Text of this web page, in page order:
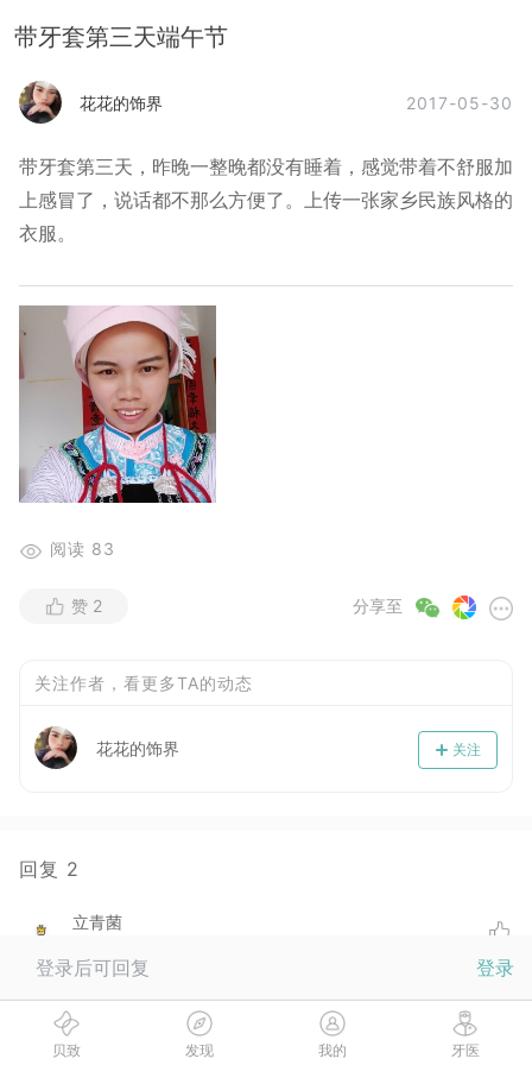
带牙套第三天端午节
花花的饰界 2017-05-30
带牙套第三天，昨晚一整晚都没有睡着，感觉带着不舒服加
上感冒了，说话都不那么方便了。上传一张家乡民族风格的
衣服。
阅读 83
分享至
赞 2
关注作者，看更多TA的动态
关注
花花的饰界
回复 2
立青菌
下次可以拍个全身照，很少看到少数民族的牙友呢！
( 楼主 )
登录后可回复 登录
贝致 发现 我的 牙医